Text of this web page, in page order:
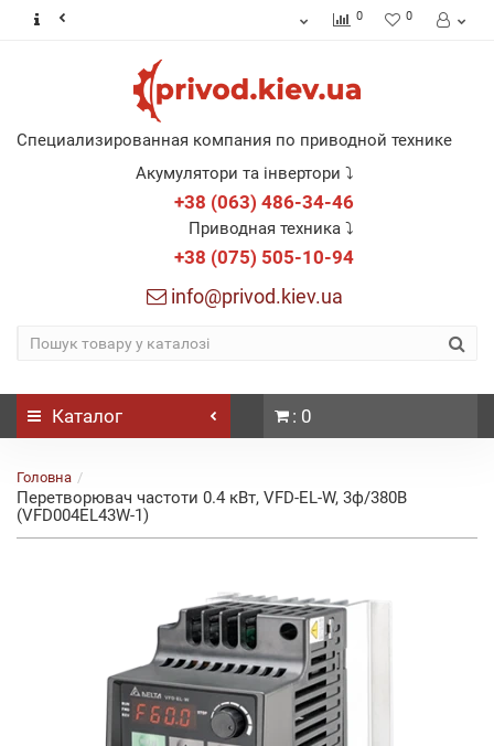
0 0
Специализированная компания по приводной технике
Акумулятори та інвертори ⤵
+38 (063) 486-34-46
Приводная техника ⤵
+38 (075) 505-10-94
info@privod.kiev.ua
Каталог : 0
Головна
Перетворювач частоти 0.4 кВт, VFD-EL-W, 3ф/380В
(VFD004EL43W-1)